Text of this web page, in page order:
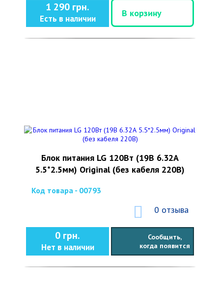
1 290 грн.
Есть в наличии
В корзину
Блок питания LG 120Вт (19В 6.32А
5.5*2.5мм) Original (без кабеля 220В)
Код товара - 00793
0 отзыва
0 грн.
Нет в наличии
Сообщить,
когда появится